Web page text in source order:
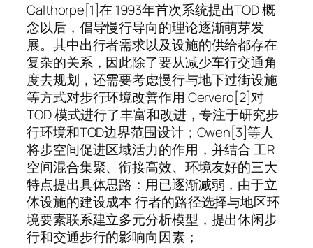
Calthorpe[1]在 1993年首次系统提出TOD 概
念以后，倡导慢行导向的理论逐渐萌芽发
展。其中出行者需求以及设施的供给都存在
复杂的关系，因此除了要从减少车行交通角
度去规划，还需要考虑慢行与地下过街设施
等方式对步行环境改善作用 Cervero[2]对
TOD 模式进行了丰富和改进，专注于研究步
行环境和TOD边界范围设计；Owen[3]等人
将步空间促进区域活力的作用，并结合 工R
空间混合集聚、衔接高效、环境友好的三大
特点提出具体思路：用已逐渐减弱，由于立
体设施的建设成本 行者的路径选择与地区环
境要素联系建立多元分析模型，提出休闲步
行和交通步行的影响向因素；